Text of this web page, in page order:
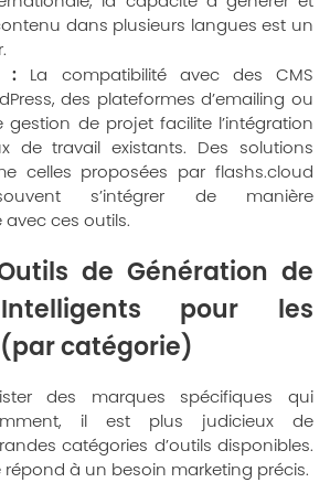
dans plusieurs langues est un
: La compatibilité avec des CMS
des plateformes d’emailing ou
gestion de projet facilite l’intégration
de travail existants. Des solutions
celles proposées par flashs.cloud
s’intégrer de manière
ces outils.
de Génération de
pour les
catégorie)
des marques spécifiques qui
il est plus judicieux de
catégories d’outils disponibles.
à un besoin marketing précis.